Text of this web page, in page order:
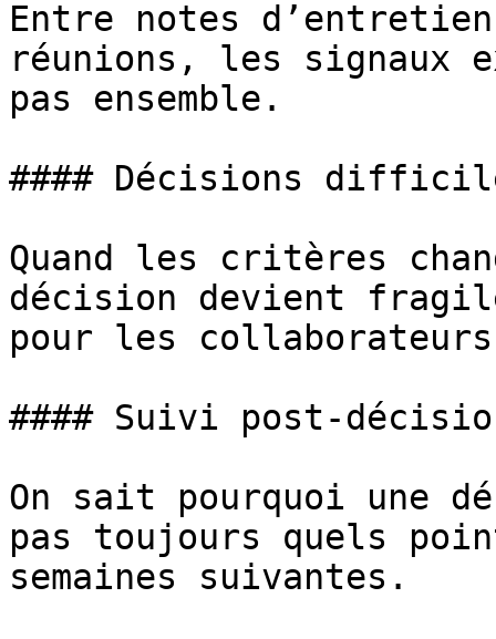
Entre notes
réunions, les signaux
pas ensemble.
#### Décisions
Quand les critères
décision devient fragile
pour les
#### Suivi post-
On sait pourquoi une
pas toujours quels
semaines suivantes.